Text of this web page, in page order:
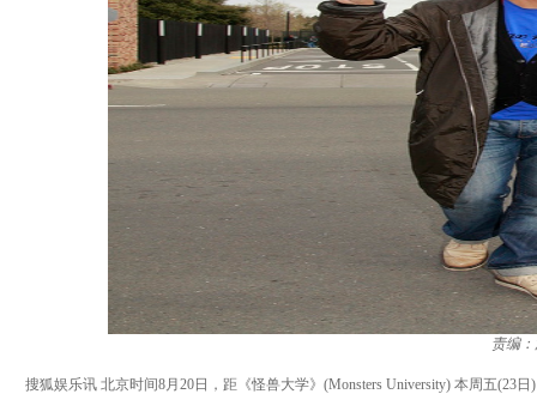
责编
搜狐娱乐讯 北京时间8月20日，距《怪兽大学》(Monsters University) 本周五